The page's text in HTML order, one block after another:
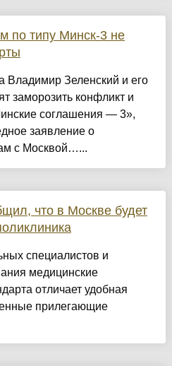
по типу Минск-3 не
Владимир Зеленский и его
заморозить конфликт и
соглашения — 3»,
заявление о
с Москвой…...
что в Москве будет
специалистов и
медицинские
отличает удобная
прилегающие